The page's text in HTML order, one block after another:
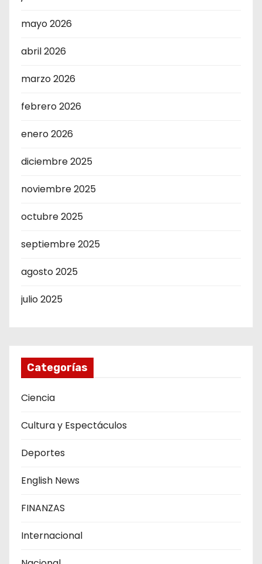
mayo 2026
abril 2026
marzo 2026
febrero 2026
enero 2026
diciembre 2025
noviembre 2025
octubre 2025
septiembre 2025
agosto 2025
julio 2025
Categorías
Ciencia
Cultura y Espectáculos
Deportes
English News
FINANZAS
Internacional